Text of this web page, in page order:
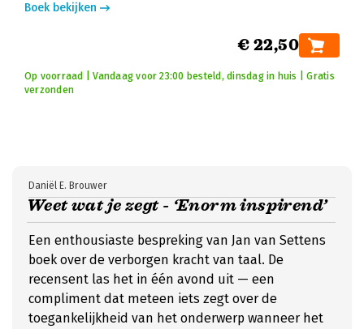
Boek bekijken
€ 22,50
Op voorraad | Vandaag voor 23:00 besteld, dinsdag in huis | Gratis
verzonden
Weet wat je zegt - ‘Enorm inspirend’
Daniël E. Brouwer
Een enthousiaste bespreking van Jan van Settens
boek over de verborgen kracht van taal. De
recensent las het in één avond uit — een
compliment dat meteen iets zegt over de
toegankelijkheid van het onderwerp wanneer het